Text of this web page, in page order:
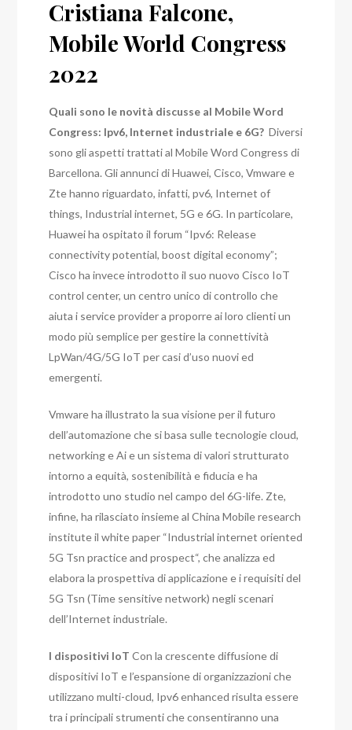
Cristiana Falcone,
Mobile World Congress
2022
Quali sono le novità discusse al Mobile Word
Congress: Ipv6, Internet industriale e 6G?Diversi
sono gli aspetti trattati al Mobile Word Congress di
Barcellona. Gli annunci di Huawei, Cisco, Vmware e
Zte hanno riguardato, infatti, pv6, Internet of
things, Industrial internet, 5G e 6G. In particolare,
Huawei ha ospitato il forum “Ipv6: Release
connectivity potential, boost digital economy”;
Cisco ha invece introdotto il suo nuovo Cisco IoT
control center, un centro unico di controllo che
aiuta i service provider a proporre ai loro clienti un
modo più semplice per gestire la connettività
LpWan/4G/5G IoT per casi d’uso nuovi ed
emergenti.
Vmware ha illustrato la sua visione per il futuro
dell’automazione che si basa sulle tecnologie cloud,
networking e Ai e un sistema di valori strutturato
intorno a equità, sostenibilità e fiducia e ha
introdotto uno studio nel campo del 6G-life. Zte,
infine, ha rilasciato insieme al China Mobile research
institute il white paper “Industrial internet oriented
5G Tsn practice and prospect“, che analizza ed
elabora la prospettiva di applicazione e i requisiti del
5G Tsn (Time sensitive network) negli scenari
dell’Internet industriale.
I dispositivi IoTCon la crescente diffusione di
dispositivi IoT e l’espansione di organizzazioni che
utilizzano multi-cloud, Ipv6 enhanced risulta essere
tra i principali strumenti che consentiranno una